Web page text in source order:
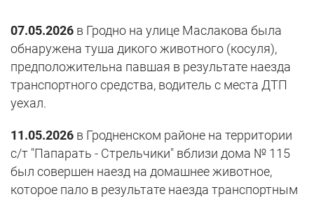
07.05.2026 в Гродно на улице Маслакова была
обнаружена туша дикого животного (косуля),
предположительна павшая в результате наезда
транспортного средства, водитель с места ДТП
уехал.
11.05.2026 в Гродненском районе на территории
с/т "Папарать - Стрельчики" вблизи дома № 115
был совершен наезд на домашнее животное,
которое пало в результате наезда транспортным